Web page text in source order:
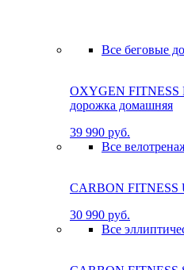
Все беговые
OXYGEN FITNESS
до­рож­ка до­маш­няя
39 990 руб.
Все
CARBON FITNESS
30 990 руб.
Все